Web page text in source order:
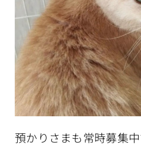
預かりさまも常時募集